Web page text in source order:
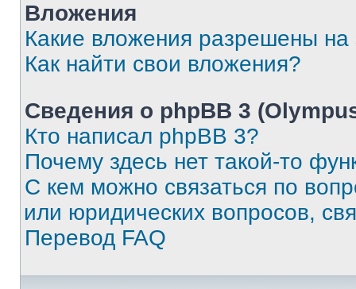
Вложения
Какие вложения разрешены
Как найти свои вложения?
Сведения о phpBB 3
Кто написал phpBB 3?
Почему здесь нет такой-то
С кем можно связаться по
или юридических вопросов,
Перевод FAQ